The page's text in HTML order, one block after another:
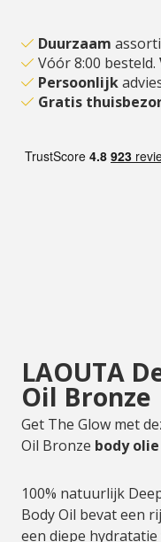
Duurzaam
Vóór 8:00 besteld.
Persoonlijk
Gratis
LAOUTA
Oil Bronze
Get The Glow met
Oil Bronze body
100% natuurlijk
Body Oil bevat een
een diepe